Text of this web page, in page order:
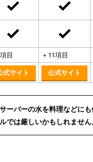
目 ＋11項目
式サイト 公式サイト
ーバーの水を料理などに
では厳しいかもしれません